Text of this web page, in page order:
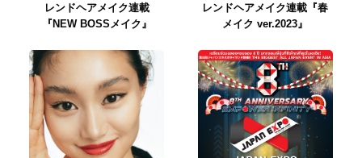
レンドヘアメイク連載
『NEW BOSSメイク』
レンドヘアメイク連載『春
メイク ver.2023』